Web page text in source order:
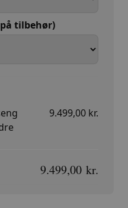
tilbehør)
9.499,00 kr.
9.499,00 kr.